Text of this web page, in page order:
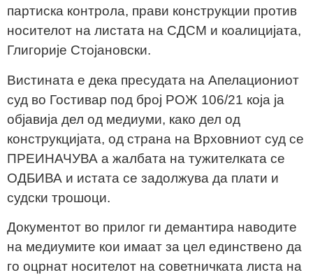
партиска контрола, прави конструкции против
носителот на листата на СДСМ и коалицијата,
Глигорије Стојановски.
Вистината е дека пресудата на Апелациониот
суд во Гостивар под број РОЖ 106/21 која ја
објавија дел од медиуми, како дел од
конструкцијата, од страна на Врховниот суд се
ПРЕИНАЧУВА а жалбата на тужителката се
ОДБИВА и истата се задолжува да плати и
судски трошоци.
Документот во прилог ги демантира наводите
на медиумите кои имаат за цел единствено да
го оцрнат носителот на советничката листа на